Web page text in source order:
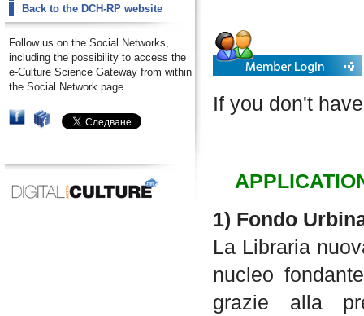
Back to the DCH-RP website
Follow us on the Social Networks,
including the possibility to access the
e-Culture Science Gateway from within
the Social Network page.
If you don't
1) Fondo
La Libraria
nucleo
grazie alla